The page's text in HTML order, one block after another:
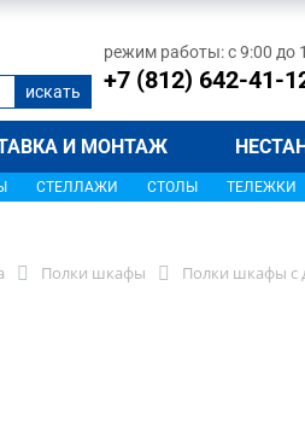
режим работы: с 9:00 до
+7 (812) 642-41-
И МОНТАЖ
СТЕЛЛАЖИ СТОЛЫ ТЕЛЕЖКИ
Полки шкафы Полки шкафы с